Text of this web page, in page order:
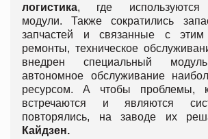
логистика, где используются
модули. Также сократились
запчастей и связанные с
ремонты, техническое
внедрен специальный
автономное обслуживание
ресурсом. А чтобы проблемы,
встречаются и являются
повторялись, на заводе их
Кайдзен.